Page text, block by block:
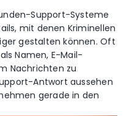
Support-Systeme
mit denen Kriminellen
gestalten können. Oft
Namen, E-Mail-
Nachrichten zu
Antwort aussehen
gerade in den